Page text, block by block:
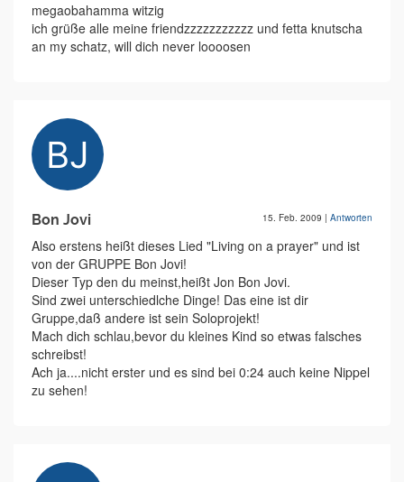
megaobahamma witzig
ich grüße alle meine friendzzzzzzzzzzz und fetta knutscha
an my schatz, will dich never loooosen
Bon Jovi 15. Feb. 2009 | Antworten
Also erstens heißt dieses Lied "Living on a prayer" und ist
von der GRUPPE Bon Jovi!
Dieser Typ den du meinst,heißt Jon Bon Jovi.
Sind zwei unterschiedlche Dinge! Das eine ist dir
Gruppe,daß andere ist sein Soloprojekt!
Mach dich schlau,bevor du kleines Kind so etwas falsches
schreibst!
Ach ja....nicht erster und es sind bei 0:24 auch keine Nippel
zu sehen!